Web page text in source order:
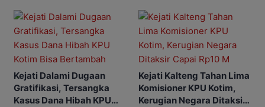
Kejati Dalami Dugaan
Gratifikasi, Tersangka
Kasus Dana Hibah KPU
Kejati Kalteng Tahan Lima
Komisioner KPU Kotim,
Kerugian Negara Ditaksir